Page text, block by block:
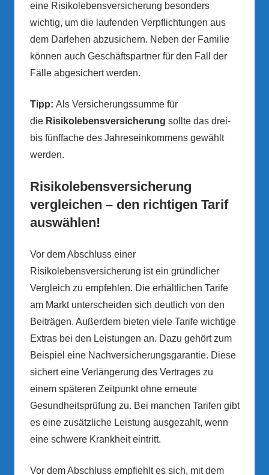
eine Risikolebensversicherung besonders
wichtig, um die laufenden Verpflichtungen aus
dem Darlehen abzusichern. Neben der Familie
können auch Geschäftspartner für den Fall der
Fälle abgesichert werden.
Tipp: Als Versicherungssumme für
die Risikolebensversicherung sollte das drei-
bis fünffache des Jahreseinkommens gewählt
werden.
Risikolebensversicherung
vergleichen – den richtigen Tarif
auswählen!
Vor dem Abschluss einer
Risikolebensversicherung ist ein gründlicher
Vergleich zu empfehlen. Die erhältlichen Tarife
am Markt unterscheiden sich deutlich von den
Beiträgen. Außerdem bieten viele Tarife wichtige
Extras bei den Leistungen an. Dazu gehört zum
Beispiel eine Nachversicherungsgarantie. Diese
sichert eine Verlängerung des Vertrages zu
einem späteren Zeitpunkt ohne erneute
Gesundheitsprüfung zu. Bei manchen Tarifen gibt
es eine zusätzliche Leistung ausgezahlt, wenn
eine schwere Krankheit eintritt.
Vor dem Abschluss empfiehlt es sich, mit dem